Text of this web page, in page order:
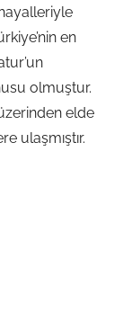
en
olmuştur.
elde
ulaşmıştır.